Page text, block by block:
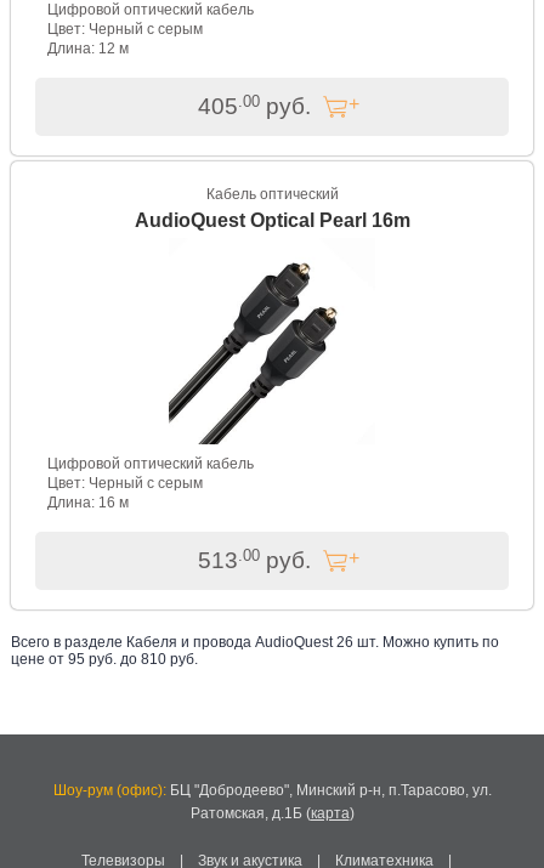
Цифровой оптический кабель
Цвет: Черный с серым
Длина: 12 м
405 .00руб.
Кабель оптический
AudioQuest Optical Pearl 16m
Цифровой оптический кабель
Цвет: Черный с серым
Длина: 16 м
513 .00руб.
Всего в разделе Кабеля и провода AudioQuest 26 шт. Можно купить по
цене от 95 руб. до 810 руб.
Шоу-рум (офис):БЦ "Добродеево", Минский р-н, п.Тарасово, ул.
Ратомская, д.1Б(карта)
Телевизоры Звук и акустика Климатехника